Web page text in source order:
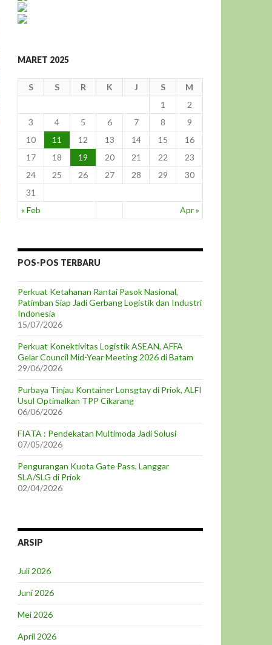
MARET 2025
S S R K J S M
« Feb Apr »
1
2
3
4 5 6 7 8
9
10
11 12 13 14 15
16
17
18 19 20 21 22
23
24
25 26 27 28 29
30
31
POS-POS TERBARU
Perkuat Ketahanan Rantai Pasok Nasional,
Patimban Siap Jadi Gerbang Logistik dan Industri
Indonesia
15/07/2026
Perkuat Konektivitas Logistik ASEAN, AFFA
Gelar Council Mid-Year Meeting 2026 di Batam
29/06/2026
Purbaya Tinjau Kontainer Lonsgtay di Priok, ALFI
Usul Optimalkan TPP Cikarang
06/06/2026
FIATA : Pendekatan Multimoda Jadi Solusi
07/05/2026
Pengurangan Kuota Gate Pass, Langgar
SLA/SLG di Priok
02/04/2026
ARSIP
Juli 2026
Juni 2026
Mei 2026
April 2026